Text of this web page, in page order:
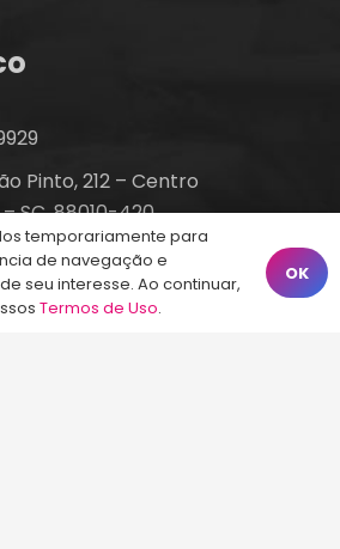
Pinto, 212 – Centro
SC, 88010-420
temporariamente para
de navegação e
seu interesse. Ao continuar,
Termos de Uso.
OK